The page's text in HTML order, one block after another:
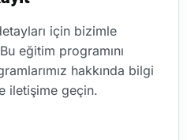
için bizimle
eğitim programını
hakkında bilgi
iletişime geçin.